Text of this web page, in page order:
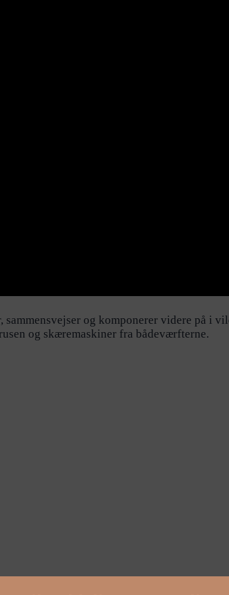
sammensvejser og komponerer videre på
og skæremaskiner fra bådeværfterne.